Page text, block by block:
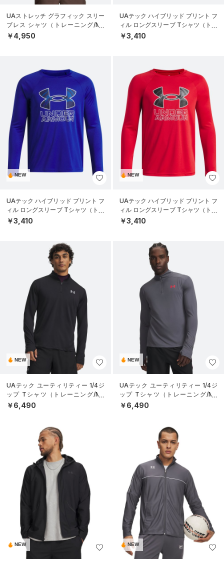
UAストレッチ グラフィック スリー
ブレス シャツ（トレーニング/ME
N）
￥4,950
UAテック ハイブリッド プリント フ
ィル ロングスリーブ Tシャツ（トレ
ーニング/BOYS）
￥3,410
NEW
UAテック ハイブリッド プリント フ
ィル ロングスリーブ Tシャツ（トレ
ーニング/BOYS）
￥3,410
NEW
UAテック ハイブリッド プリント フ
ィル ロングスリーブ Tシャツ（トレ
ーニング/BOYS）
￥3,410
NEW
UAテック ユーティリティー 1/4ジ
ップ Tシャツ（トレーニング/ME
N）
￥6,490
NEW
UAテック ユーティリティー 1/4ジ
ップ Tシャツ（トレーニング/ME
N）
￥6,490
NEW NEW